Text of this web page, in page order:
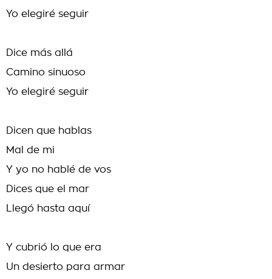
Yo elegiré seguir
Dice más allá
Camino sinuoso
Yo elegiré seguir
Dicen que hablas
Mal de mi
Y yo no hablé de vos
Dices que el mar
Llegó hasta aquí
Y cubrió lo que era
Un desierto para armar